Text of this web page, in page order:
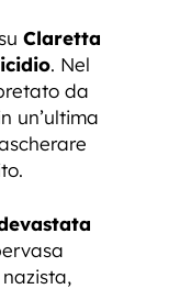
Claretta
. Nel
da
un’ultima